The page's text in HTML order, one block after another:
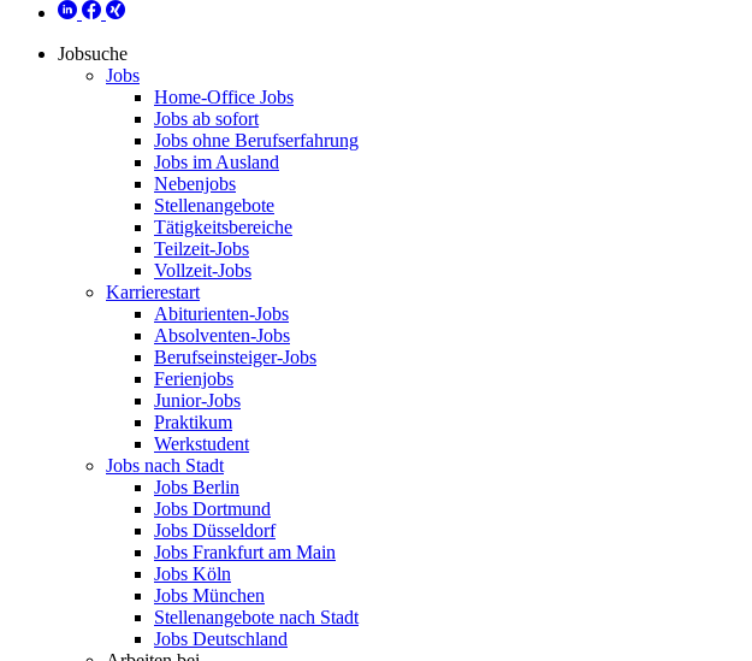
Jobsuche
Jobs
Home-Office Jobs
Jobs ab sofort
Jobs ohne Berufserfahrung
Jobs im Ausland
Nebenjobs
Stellenangebote
Tätigkeitsbereiche
Teilzeit-Jobs
Vollzeit-Jobs
Karrierestart
Abiturienten-Jobs
Absolventen-Jobs
Berufseinsteiger-Jobs
Ferienjobs
Junior-Jobs
Praktikum
Werkstudent
Jobs nach Stadt
Jobs Berlin
Jobs Dortmund
Jobs Düsseldorf
Jobs Frankfurt am Main
Jobs Köln
Jobs München
Stellenangebote nach Stadt
Jobs Deutschland